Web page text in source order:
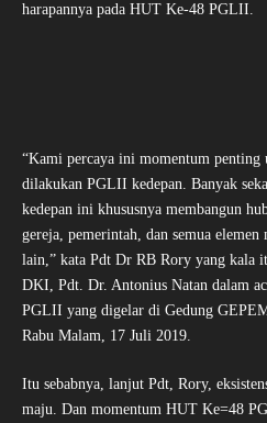
harapannya pada HUT Ke-48 PGLII.
“Kami percaya ini momentum penting
dilakukan PGLII kedepan. Banyak
kedepan ini khususnya membangun
gereja, pemerintah, dan semua elemen
lain,” kata Pdt Dr RB Rory yang kala
DKI, Pdt. Dr. Antonius Natan dalam
PGLII yang digelar di Gedung
Rabu Malam, 17 Juli 2019.
Itu sebabnya, lanjut Pdt, Rory,
maju. Dan momentum HUT Ke=48